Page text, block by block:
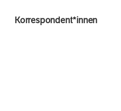
Korrespondent*innen